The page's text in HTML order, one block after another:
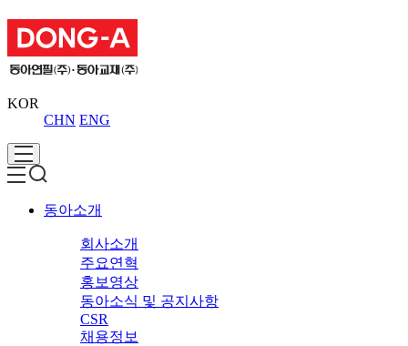
KOR
CHN ENG
동아소개
회사소개
주요연혁
홍보영상
동아소식 및 공지사항
CSR
채용정보